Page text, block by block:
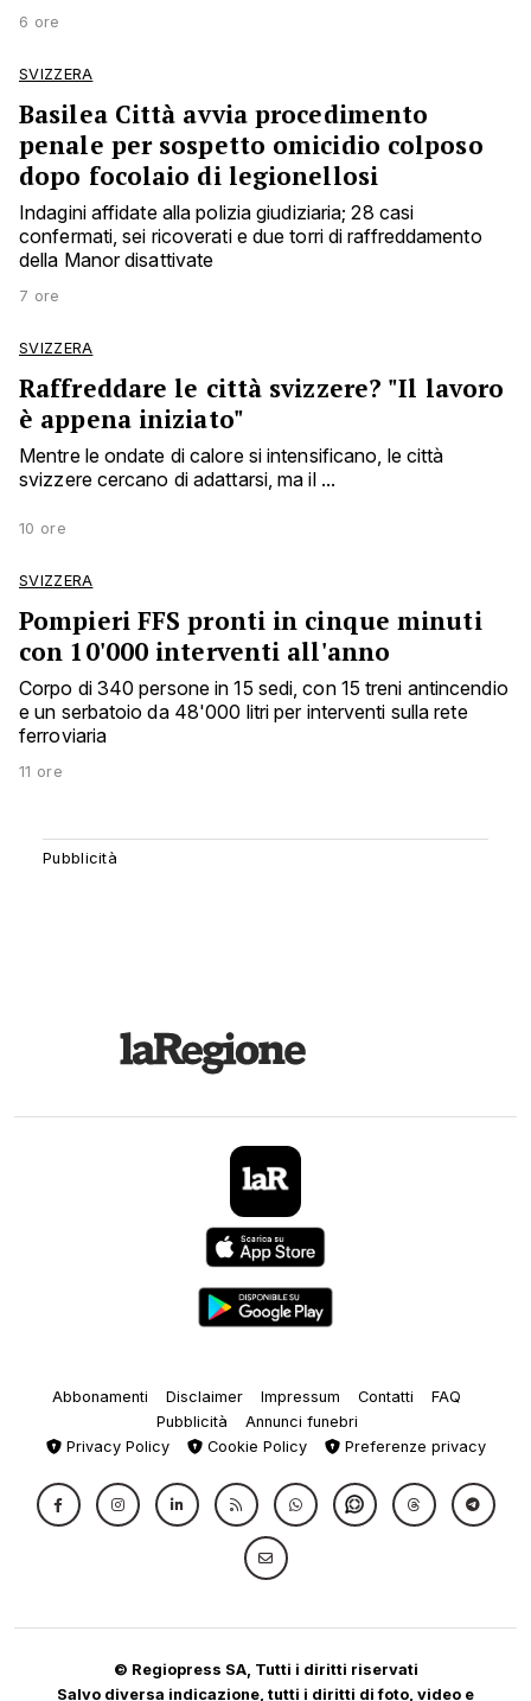
6 ore
SVIZZERA
Basilea Città avvia procedimento
penale per sospetto omicidio colposo
dopo focolaio di legionellosi
Indagini affidate alla polizia giudiziaria; 28 casi
confermati, sei ricoverati e due torri di raffreddamento
della Manor disattivate
7 ore
SVIZZERA
Raffreddare le città svizzere? "Il lavoro
è appena iniziato"
Mentre le ondate di calore si intensificano, le città
svizzere cercano di adattarsi, ma il ...
10 ore
SVIZZERA
Pompieri FFS pronti in cinque minuti
con 10'000 interventi all'anno
Corpo di 340 persone in 15 sedi, con 15 treni antincendio
e un serbatoio da 48'000 litri per interventi sulla rete
ferroviaria
11 ore
Abbonamenti Disclaimer Impressum Contatti
FAQ
Pubblicità
Annunci funebri
Privacy Policy
Cookie Policy Preferenze privacy
© Regiopress SA, Tutti i diritti riservati
Salvo diversa indicazione, tutti i diritti di foto, video e